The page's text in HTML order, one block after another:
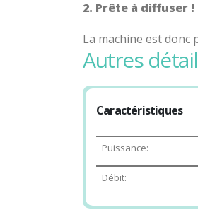
2. Prête à diffuser !
La machine est donc
pas a y ajouter des
Dans quel
anniversaires
valeur des
autres
Caractéristiques
Puissance:
Débit: